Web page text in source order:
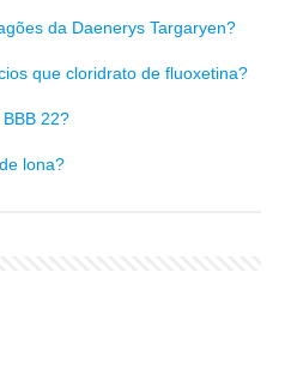
da Daenerys Targaryen?
que cloridrato de fluoxetina?
22?
lona?